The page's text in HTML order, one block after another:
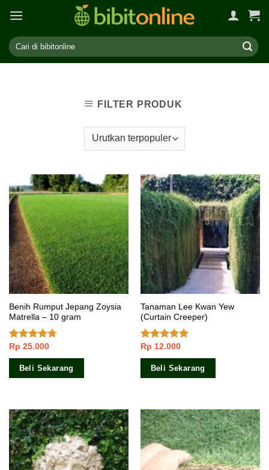
content
FILTER PRODUK
Benih Rumput Jepang Zoysia
Matrella – 10 gram
Dinilai
4.40dari 5
Rp 25.000
Beli Sekarang
Tanaman Lee Kwan Yew
(Curtain Creeper)
Dinilai
4.57dari 5
Rp 12.000
Beli Sekarang